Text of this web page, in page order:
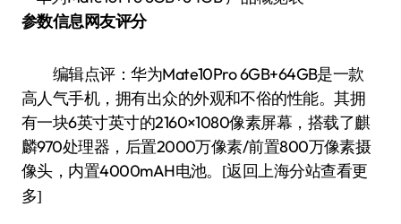
参数信息网友评分
编辑点评：华为Mate10Pro 6GB+64GB是一款
高人气手机，拥有出众的外观和不俗的性能。其拥
有一块6英寸英寸的2160×1080像素屏幕，搭载了麒
麟970处理器，后置2000万像素/前置800万像素摄
像头，内置4000mAH电池。
[返回上海分站查看更
多]